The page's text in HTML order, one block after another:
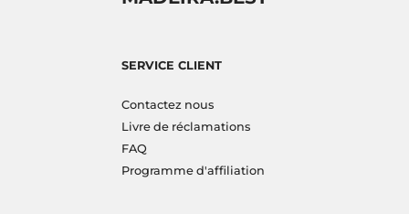
SERVICE CLIENT
Contactez nous
Livre de réclamations
FAQ
Programme d'affiliation